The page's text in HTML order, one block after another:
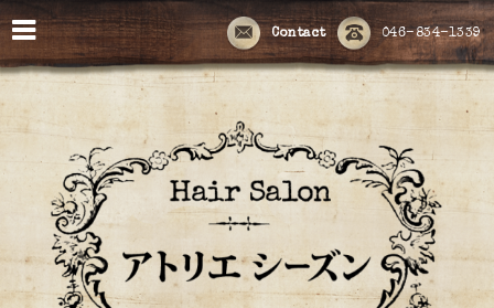
046-834-1339
Contact